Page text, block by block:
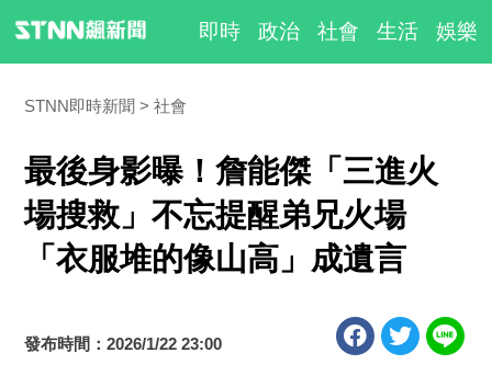
即時 政治 社會 生活 娛樂
STNN即時新聞 社會
最後身影曝！詹能傑「三進火
場搜救」不忘提醒弟兄火場
「衣服堆的像山高」成遺言
發布時間：2026/1/22 23:00